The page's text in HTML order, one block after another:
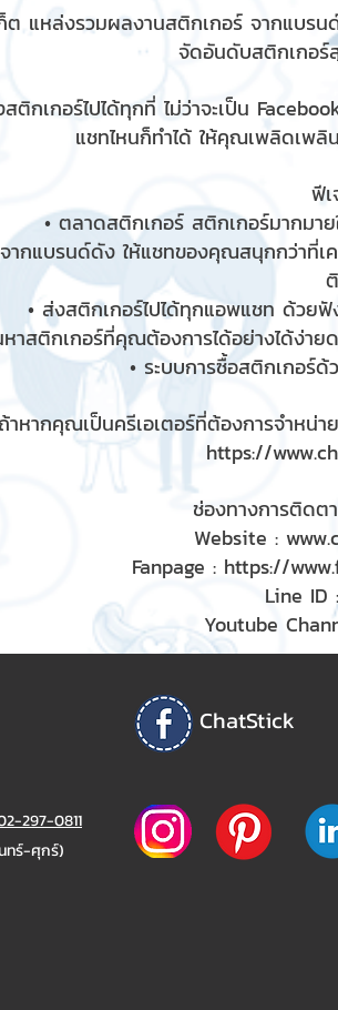
แหล่งรวมผลงานสติกเกอร์ จากแบรน
จัดอันดับสติกเกอ
ติกเกอร์ไปได้ทุกที่ ไม่ว่าจะเป็น
แชทไหนก็ทำได้ ให้คุณเพลิดเพลิ
ฟี
• ตลาดสติกเกอร์ สติกเกอร์มากมาย
ากแบรนด์ดัง ให้แชทของคุณสนุกกว่าที่
• ส่งสติกเกอร์ไปได้ทุกแอพแชท ด้วย
าสติกเกอร์ที่คุณต้องการได้อย่างได้ง่าย
• ระบบการซื้อสติกเกอร์
าหากคุณเป็นครีเอเตอร์ที่ต้องการจำหน่
https://
ช่องทางการติดต
Website :
Fanpage : https://
Line ID
Youtube
297-0811
ทร์-ศุกร์)
ChatStick